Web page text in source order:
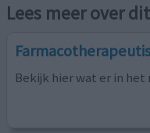
Lees meer over
Bekijk hier wat er in het